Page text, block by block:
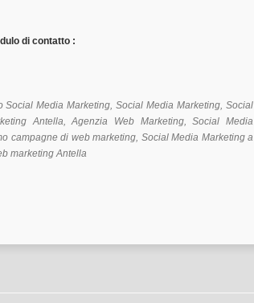
di contatto :
Social Media Marketing, Social Media Marketing, Social
Antella, Agenzia Web Marketing, Social Media
campagne di web marketing, Social Media Marketing a
marketing Antella